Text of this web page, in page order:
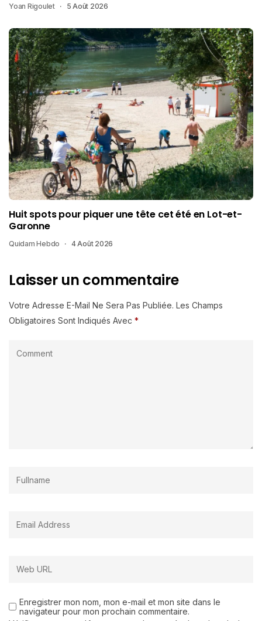
Yoan Rigoulet 5 Août 2026
Huit spots pour piquer une tête cet été en Lot-et-
Garonne
Quidam Hebdo 4 Août 2026
Laisser un commentaire
Votre Adresse E-Mail Ne Sera Pas Publiée. Les Champs
Obligatoires Sont Indiqués Avec *
Enregistrer mon nom, mon e-mail et mon site dans le
navigateur pour mon prochain commentaire.